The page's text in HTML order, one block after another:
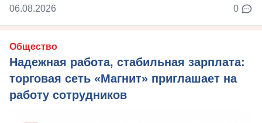
06.08.2026 0
Общество
Надежная работа, стабильная зарплата:
торговая сеть «Магнит» приглашает на
работу сотрудников